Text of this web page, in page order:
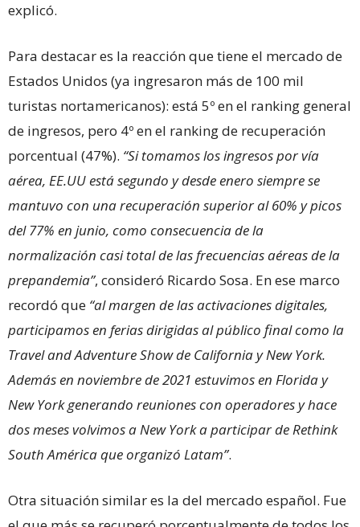
explicó.
Para destacar es la reacción que tiene el mercado de
Estados Unidos (ya ingresaron más de 100 mil
turistas nortamericanos): está 5º en el ranking general
de ingresos, pero 4º en el ranking de recuperación
porcentual (47%). “Si tomamos los ingresos por vía
aérea, EE.UU está segundo y desde enero siempre se
mantuvo con una recuperación superior al 60% y picos
del 77% en junio, como consecuencia de la
normalización casi total de las frecuencias aéreas de la
prepandemia”, consideró Ricardo Sosa. En ese marco
recordó que “al margen de las activaciones digitales,
participamos en ferias dirigidas al público final como la
Travel and Adventure Show de California y New York.
Además en noviembre de 2021 estuvimos en Florida y
New York generando reuniones con operadores y hace
dos meses volvimos a New York a participar de Rethink
South América que organizó Latam”.
Otra situación similar es la del mercado español. Fue